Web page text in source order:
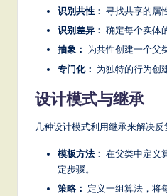
识别共性： 寻找共享的属
识别差异： 确定每个实体
抽象： 为共性创建一个父
专门化： 为独特的行为创
设计模式与继承
几种设计模式利用继承来解决反
模板方法： 在父类中定义
定步骤。
策略： 定义一组算法，将